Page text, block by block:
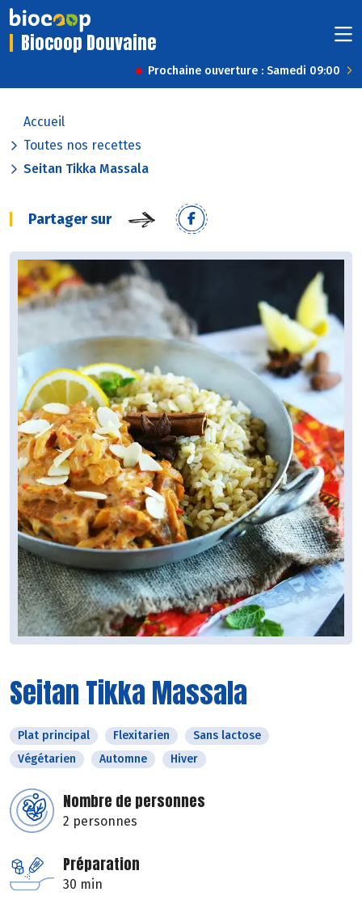
Biocoop Douvaine
Prochaine ouverture : Samedi 09:00
Accueil
Toutes nos recettes
Seitan Tikka Massala
Partager sur
Seitan Tikka Massala
Plat principal Flexitarien
Sans lactose
Végétarien
Automne Hiver
Nombre de personnes
2 personnes
Préparation
30 min